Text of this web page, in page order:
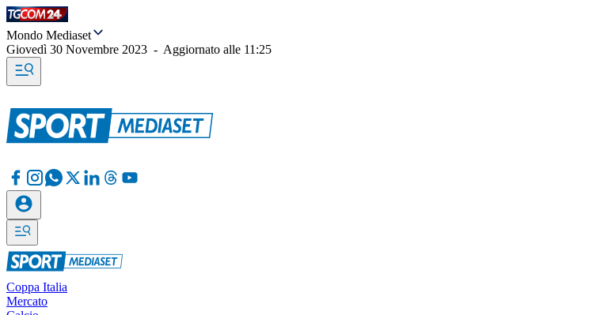
Mondo Mediaset
Giovedì 30 Novembre 2023 - Aggiornato alle 11:25
Coppa Italia
Mercato